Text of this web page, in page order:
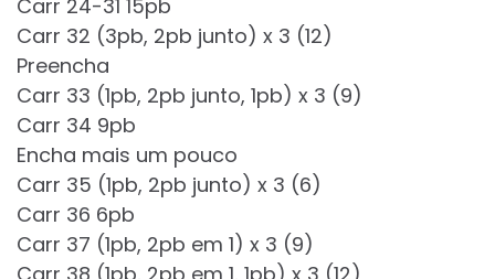
Carr 24-31 15pb
Carr 32 (3pb, 2pb junto) x 3 (12)
Preencha
Carr 33 (1pb, 2pb junto, 1pb) x 3 (9)
Carr 34 9pb
Encha mais um pouco
Carr 35 (1pb, 2pb junto) x 3 (6)
Carr 36 6pb
Carr 37 (1pb, 2pb em 1) x 3 (9)